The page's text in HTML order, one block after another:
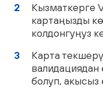
Кызматкерге
картаңызды
колдонгуңуз
Карта
валидациядан
болуп, акысыз